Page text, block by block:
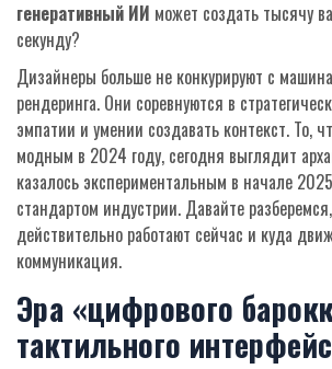
генеративный ИИ может создать тысячу
секунду?
Дизайнеры больше не конкурируют с
рендеринга. Они соревнуются в
эмпатии и умении создавать контекст. То,
модным в 2024 году, сегодня выглядит
казалось экспериментальным в начале
стандартом индустрии. Давайте
действительно работают сейчас и куда
коммуникация.
Эра «цифрового
тактильного